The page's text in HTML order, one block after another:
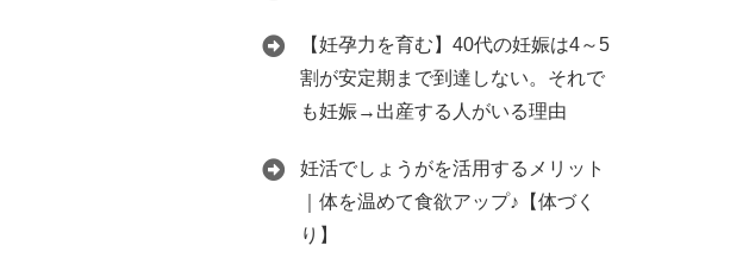
【妊孕力を育む】40代の妊娠は4～5
割が安定期まで到達しない。それで
も妊娠→出産する人がいる理由
妊活でしょうがを活用するメリット
｜体を温めて食欲アップ♪【体づく
り】